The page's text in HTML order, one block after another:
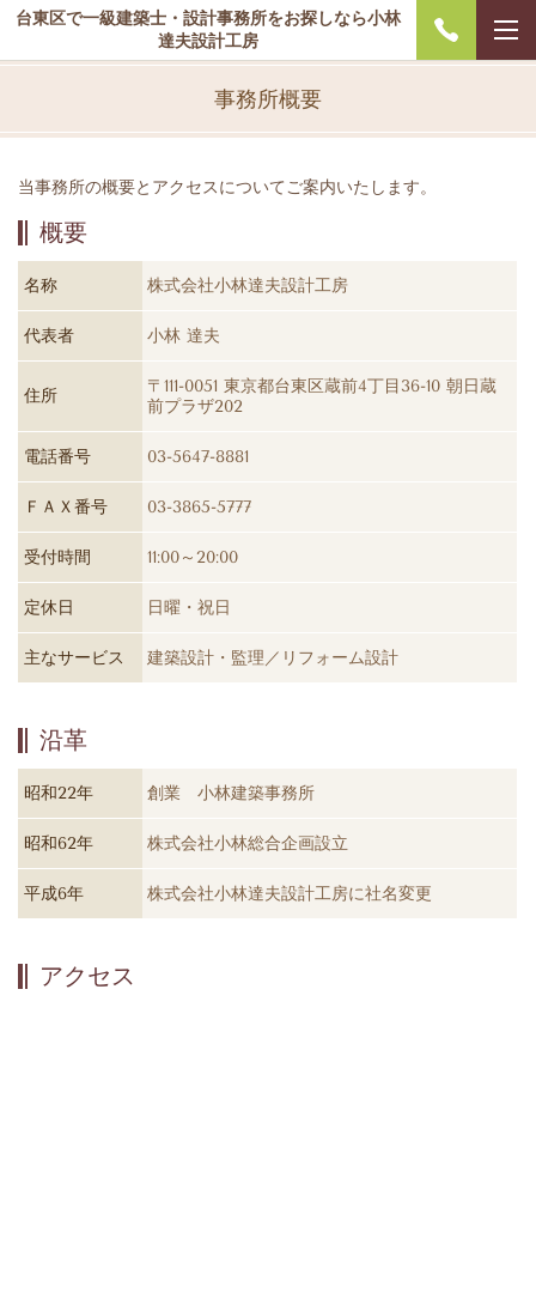
台東区で一級建築士・設計事務所をお探しなら小林
達夫設計工房
事務所概要
当事務所の概要とアクセスについてご案内いたします。
概要
名称 株式会社小林達夫設計工房
代表者 小林 達夫
住所
〒111-0051 東京都台東区蔵前4丁目36-10 朝日蔵
前プラザ202
電話番号 03-5647-8881
ＦＡＸ番号 03-3865-5777
受付時間 11:00～20:00
定休日 日曜・祝日
主なサービス 建築設計・監理／リフォーム設計
沿革
昭和22年 創業 小林建築事務所
昭和62年 株式会社小林総合企画設立
平成6年 株式会社小林達夫設計工房に社名変更
アクセス